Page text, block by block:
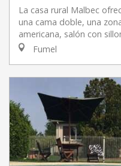
La casa rural Malbec
una cama doble, una
americana, salón con
Fumel